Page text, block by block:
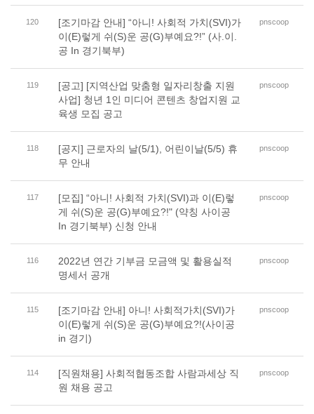
120
[조기마감 안내] “아니! 사회적 가치(SVI)가
이(E)렇게 쉬(S)운 공(G)부예요?!” (사.이.
공 In 경기북부)
pnscoop
119
[공고] [지역산업 맞춤형 일자리창출 지원
사업] 청년 1인 미디어 콘텐츠 창업지원 교
육생 모집 공고
pnscoop
118
[공지] 근로자의 날(5/1), 어린이날(5/5) 휴
무 안내
pnscoop
117
[모집] “아니! 사회적 가치(SVI)과 이(E)렇
게 쉬(S)운 공(G)부예요?!" (약칭 사이공
In 경기북부) 신청 안내
pnscoop
116
2022년 연간 기부금 모금액 및 활용실적
명세서 공개
pnscoop
115
[조기마감 안내] 아니! 사회적가치(SVI)가
이(E)렇게 쉬(S)운 공(G)부예요?!(사이공
in 경기)
pnscoop
114
[직원채용] 사회적협동조합 사람과세상 직
원 채용 공고
pnscoop